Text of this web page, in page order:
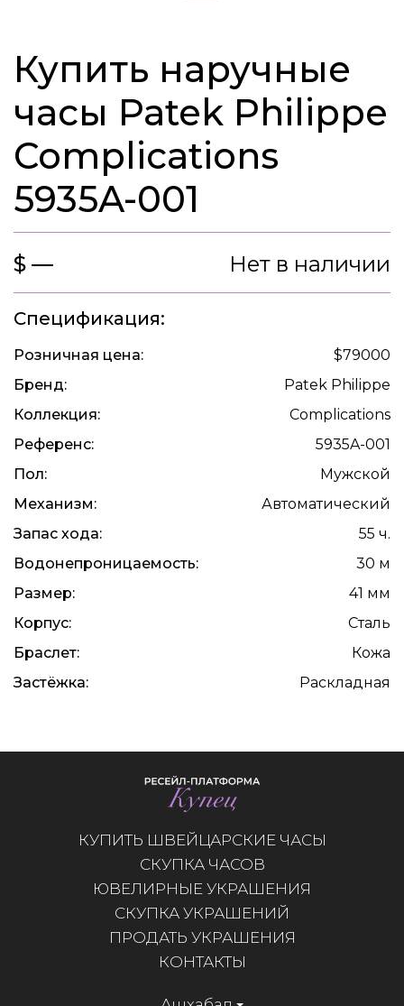
Купить наручные
часы Patek Philippe
Complications
5935A-001
$ — Нет в наличии
Спецификация:
Розничная цена:
$79000
Бренд:
Patek Philippe
Коллекция:
Complications
Референс:
5935A-001
Пол:
Мужской
Механизм:
Автоматический
Запас хода:
55 ч.
Водонепроницаемость:
30 м
Размер:
41 мм
Корпус:
Сталь
Браслет:
Кожа
Застёжка:
Раскладная
КУПИТЬ ШВЕЙЦАРСКИЕ ЧАСЫ
СКУПКА ЧАСОВ
ЮВЕЛИРНЫЕ УКРАШЕНИЯ
СКУПКА УКРАШЕНИЙ
ПРОДАТЬ УКРАШЕНИЯ
КОНТАКТЫ